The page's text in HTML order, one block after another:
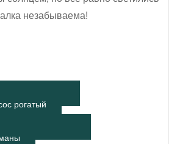
незабываема!
рогатый